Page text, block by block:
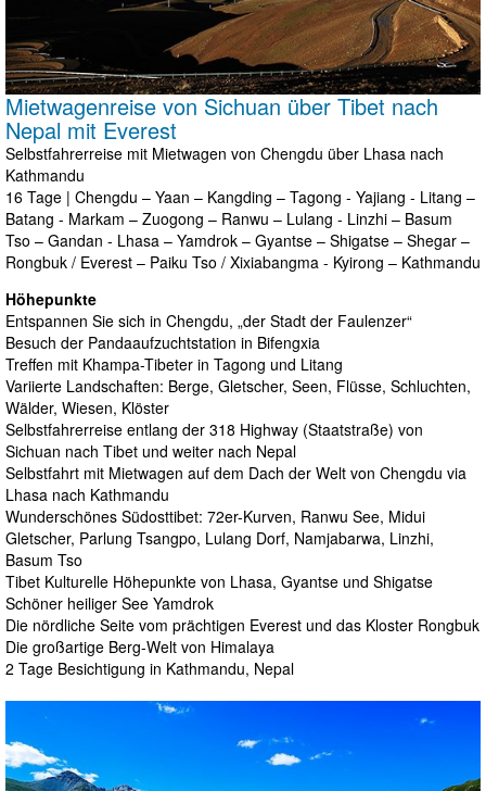
Mietwagenreise von Sichuan über Tibet nach
Nepal mit Everest
Selbstfahrerreise mit Mietwagen von Chengdu über Lhasa nach
Kathmandu
16 Tage | Chengdu – Yaan – Kangding – Tagong - Yajiang - Litang –
Batang - Markam – Zuogong – Ranwu – Lulang - Linzhi – Basum
Tso – Gandan - Lhasa – Yamdrok – Gyantse – Shigatse – Shegar –
Rongbuk / Everest – Paiku Tso / Xixiabangma - Kyirong – Kathmandu
Höhepunkte
Entspannen Sie sich in Chengdu, „der Stadt der Faulenzer“
Besuch der Pandaaufzuchtstation in Bifengxia
Treffen mit Khampa-Tibeter in Tagong und Litang
Variierte Landschaften: Berge, Gletscher, Seen, Flüsse, Schluchten,
Wälder, Wiesen, Klöster
Selbstfahrerreise entlang der 318 Highway (Staatstraße) von
Sichuan nach Tibet und weiter nach Nepal
Selbstfahrt mit Mietwagen auf dem Dach der Welt von Chengdu via
Lhasa nach Kathmandu
Wunderschönes Südosttibet: 72er-Kurven, Ranwu See, Midui
Gletscher, Parlung Tsangpo, Lulang Dorf, Namjabarwa, Linzhi,
Basum Tso
Tibet Kulturelle Höhepunkte von Lhasa, Gyantse und Shigatse
Schöner heiliger See Yamdrok
Die nördliche Seite vom prächtigen Everest und das Kloster Rongbuk
Die großartige Berg-Welt von Himalaya
2 Tage Besichtigung in Kathmandu, Nepal